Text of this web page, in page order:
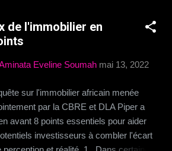
deuxième édition du Symposium sur la
et les politiques en santé, qui s’est
« Solutions numériques et pratiques
est d’avoir une identité pour chaque
« Le plan d’action est d’avoir toutes
sur les patients en un seul
et de les numériser, afin que nous
de l'immobilier en
Eveline Soumah mai 13, 2022
sur l'immobilier africain menée
par la CBRE et DLA Piper a
avant 8 points essentiels pour aider
investisseurs à combler l'écart